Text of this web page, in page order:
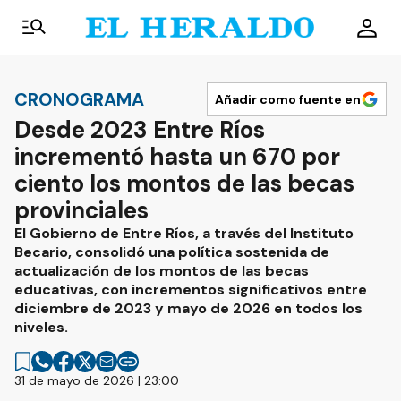
CRONOGRAMA Añadir como fuente en
Desde 2023 Entre Ríos
incrementó hasta un 670 por
ciento los montos de las becas
provinciales
El Gobierno de Entre Ríos, a través del Instituto
Becario, consolidó una política sostenida de
actualización de los montos de las becas
educativas, con incrementos significativos entre
diciembre de 2023 y mayo de 2026 en todos los
niveles.
31 de mayo de 2026 | 23:00